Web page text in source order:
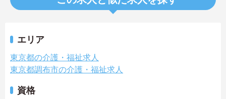
エリア
東京都の介護・福祉求人
東京都調布市の介護・福祉求人
資格